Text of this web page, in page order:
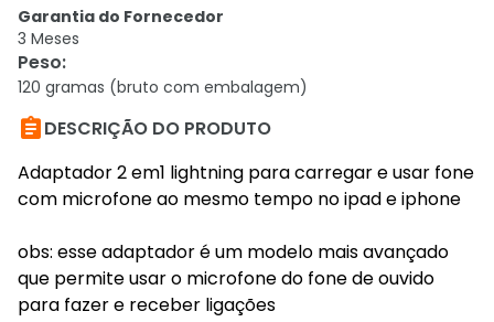
Garantia do Fornecedor
3 Meses
Peso:
120 gramas (bruto com embalagem)
DESCRIÇÃO DO PRODUTO
Adaptador 2 em1 lightning para carregar e usar fone
com microfone ao mesmo tempo no ipad e iphone
obs: esse adaptador é um modelo mais avançado
que permite usar o microfone do fone de ouvido
para fazer e receber ligações